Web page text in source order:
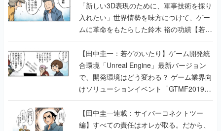
「新しい3D表現のために、軍事技術を採り
入れたい」世界情勢を味方につけて、ゲー
ムに革命をもたらした鈴木 裕の功績【若ゲ
のいたり】
【田中圭一：若ゲのいたり】ゲーム開発統
合環境「Unreal Engine」最新バージョン
で、開発環境はどう変わる？ ゲーム業界向
けソリューションイベント「GTMF2019」
に行って、より理解を深めよう【PR】
【田中圭一連載：サイバーコネクトツー
編】すべての責任はオレが取る。だから、